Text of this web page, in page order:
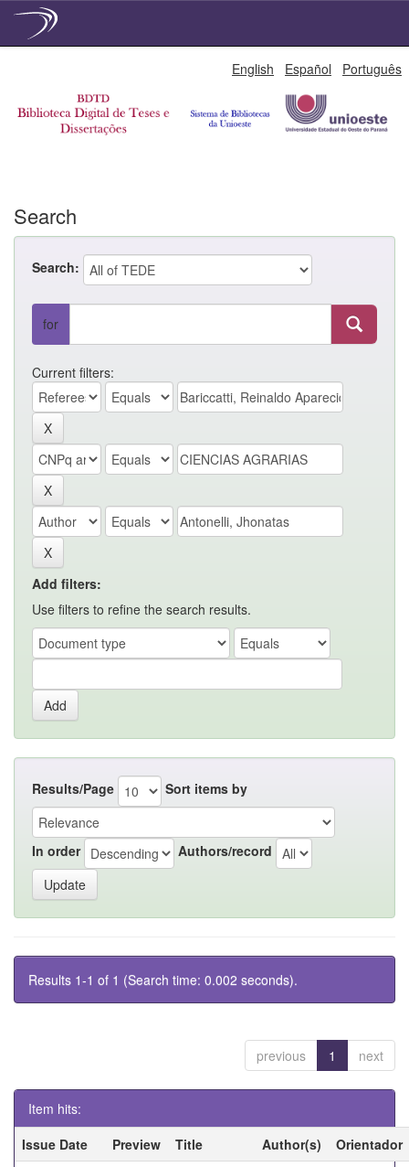
English Español Português
Search
Search:
for
Current filters:
Add filters:
Use filters to refine the search results.
Results/Page Sort items by
In order Authors/record
Results 1-1 of 1 (Search time: 0.002 seconds).
previous 1 next
Item hits:
Issue Date
Preview Title Author(s)
Orientador